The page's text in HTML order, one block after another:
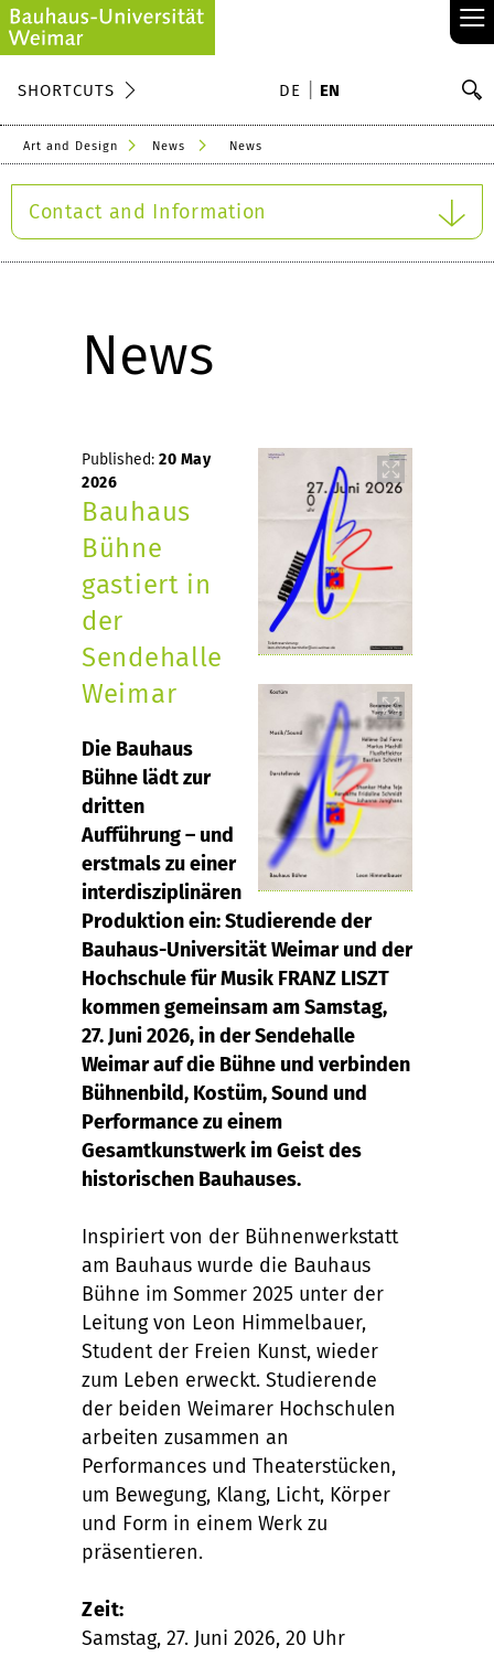
≡
SHORTCUTS DE EN
Art and Design News News
Contact and Information
News
Published: 20 May
2026
Bauhaus
Bühne
gastiert in
der
Sendehalle
Weimar
Die Bauhaus
Bühne lädt zur
dritten
Aufführung – und
erstmals zu einer
interdisziplinären
Produktion ein: Studierende der
Bauhaus-Universität Weimar und der
Hochschule für Musik FRANZ LISZT
kommen gemeinsam am Samstag,
27. Juni 2026, in der Sendehalle
Weimar auf die Bühne und verbinden
Bühnenbild, Kostüm, Sound und
Performance zu einem
Gesamtkunstwerk im Geist des
historischen Bauhauses.
Inspiriert von der Bühnenwerkstatt
am Bauhaus wurde die Bauhaus
Bühne im Sommer 2025 unter der
Leitung von Leon Himmelbauer,
Student der Freien Kunst, wieder
zum Leben erweckt. Studierende
der beiden Weimarer Hochschulen
arbeiten zusammen an
Performances und Theaterstücken,
um Bewegung, Klang, Licht, Körper
und Form in einem Werk zu
präsentieren.
Zeit:
Samstag, 27. Juni 2026, 20 Uhr